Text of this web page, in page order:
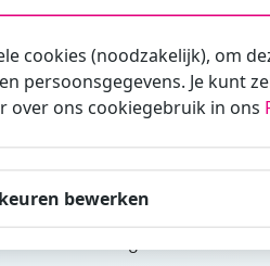
een
is afhankelijk
mag alleen
cookies (noodzakelijk), om
persoonsgegevens. Je kunt
over ons cookiegebruik in ons
bewerken